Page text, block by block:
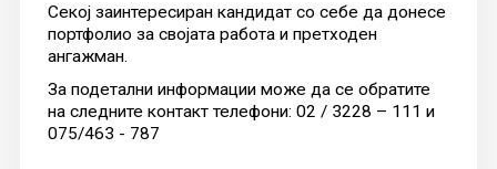
Секој заинтересиран кандидат со себе да донесе
портфолио за својата работа и претходен
ангажман.
За подетални информации може да се обратите
на следните контакт телефони: 02 / 3228 – 111 и
075/463 - 787